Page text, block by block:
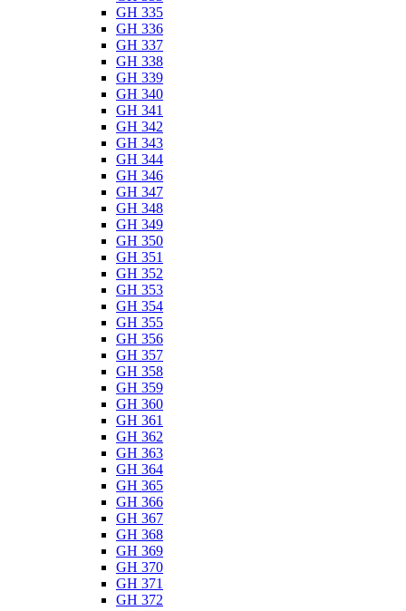
GH 335
GH 336
GH 337
GH 338
GH 339
GH 340
GH 341
GH 342
GH 343
GH 344
GH 346
GH 347
GH 348
GH 349
GH 350
GH 351
GH 352
GH 353
GH 354
GH 355
GH 356
GH 357
GH 358
GH 359
GH 360
GH 361
GH 362
GH 363
GH 364
GH 365
GH 366
GH 367
GH 368
GH 369
GH 370
GH 371
GH 372